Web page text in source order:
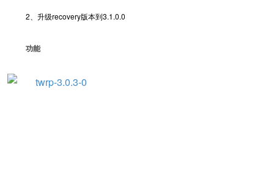
2、升级recovery版本到3.1.0.0
功能